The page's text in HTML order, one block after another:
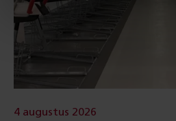
4 augustus 2026